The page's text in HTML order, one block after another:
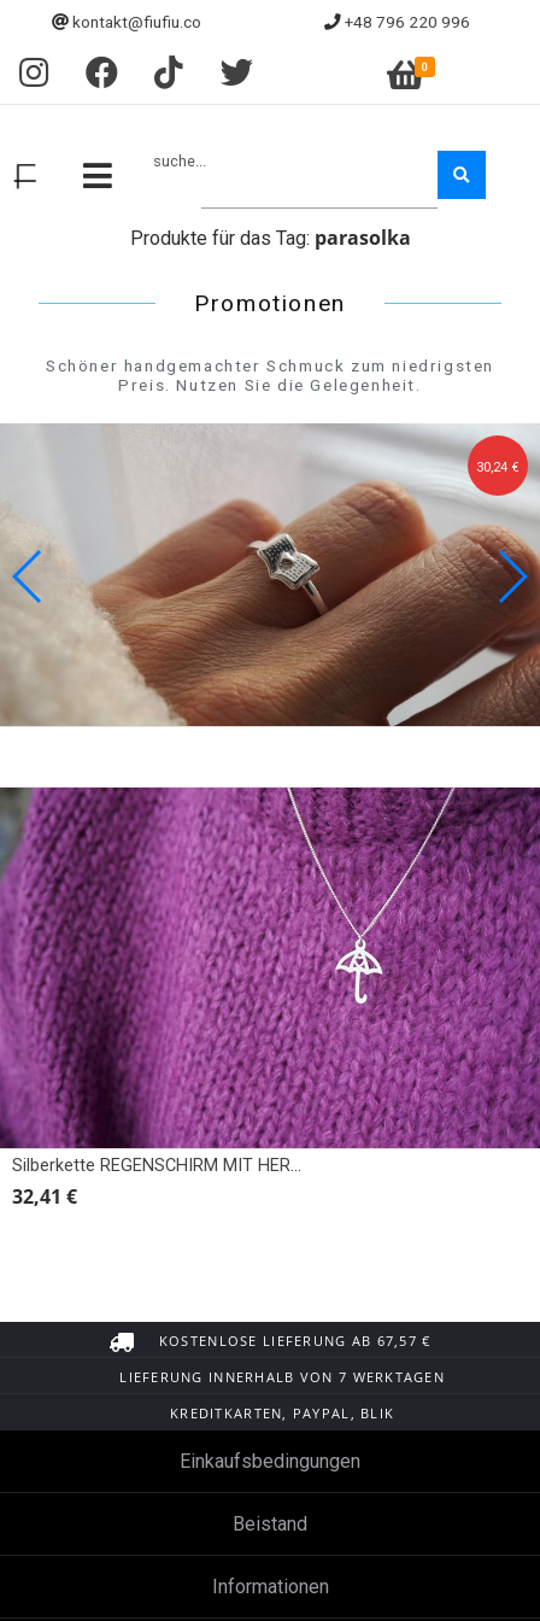
kontakt@fiufiu.co +48 796 220 996
0
suche...
Produkte für das Tag: parasolka
Promotionen
Schöner handgemachter Schmuck zum niedrigsten
Preis. Nutzen Sie die Gelegenheit.
30,24 €
Silberkette REGENSCHIRM MIT HERZEN, REGENSCHIRM
32,41 €
KOSTENLOSE LIEFERUNG AB 67,57 €
LIEFERUNG INNERHALB VON 7 WERKTAGEN
KREDITKARTEN, PAYPAL, BLIK
Einkaufsbedingungen
Beistand
Informationen